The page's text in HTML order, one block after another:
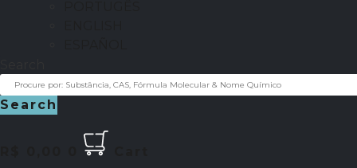
Search